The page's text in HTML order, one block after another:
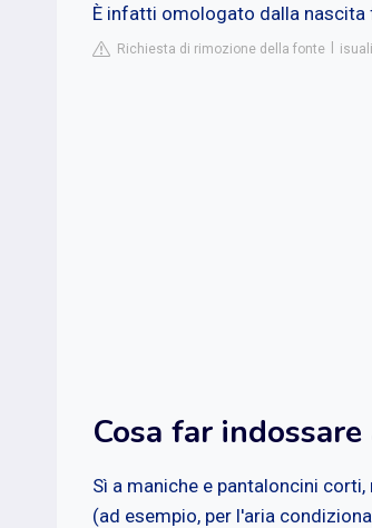
È infatti omologato dalla nascita
Richiesta di rimozione della fonte
Cosa far
Sì a maniche e pantaloncini
(ad esempio, per l'aria